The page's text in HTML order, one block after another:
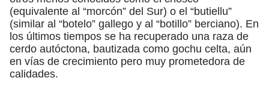
(equivalente al “morcón” del Sur) o el “butiellu”
(similar al “botelo” gallego y al “botillo” berciano). En
los últimos tiempos se ha recuperado una raza de
cerdo autóctona, bautizada como gochu celta, aún
en vías de crecimiento pero muy prometedora de
calidades.